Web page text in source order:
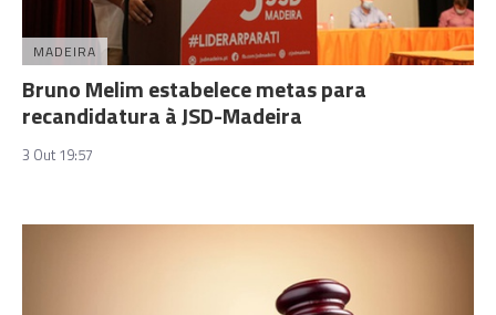
MADEIRA
Bruno Melim estabelece metas para
recandidatura à JSD-Madeira
3 Out 19:57